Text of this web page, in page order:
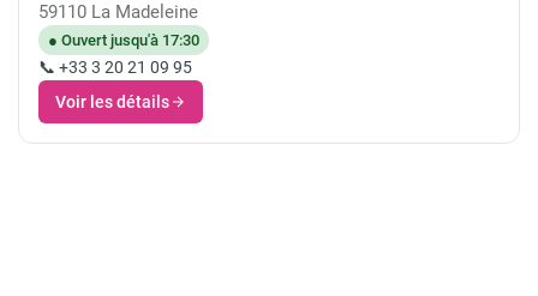
59110 La Madeleine
● Ouvert jusqu'à 17:30
📞 +33 3 20 21 09 95
Voir les détails